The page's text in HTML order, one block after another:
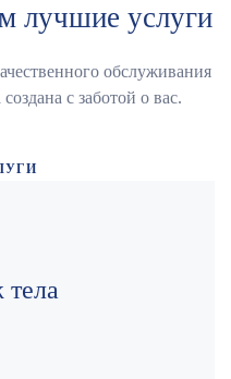
лучшие услуги
обслуживания
с заботой о вас.